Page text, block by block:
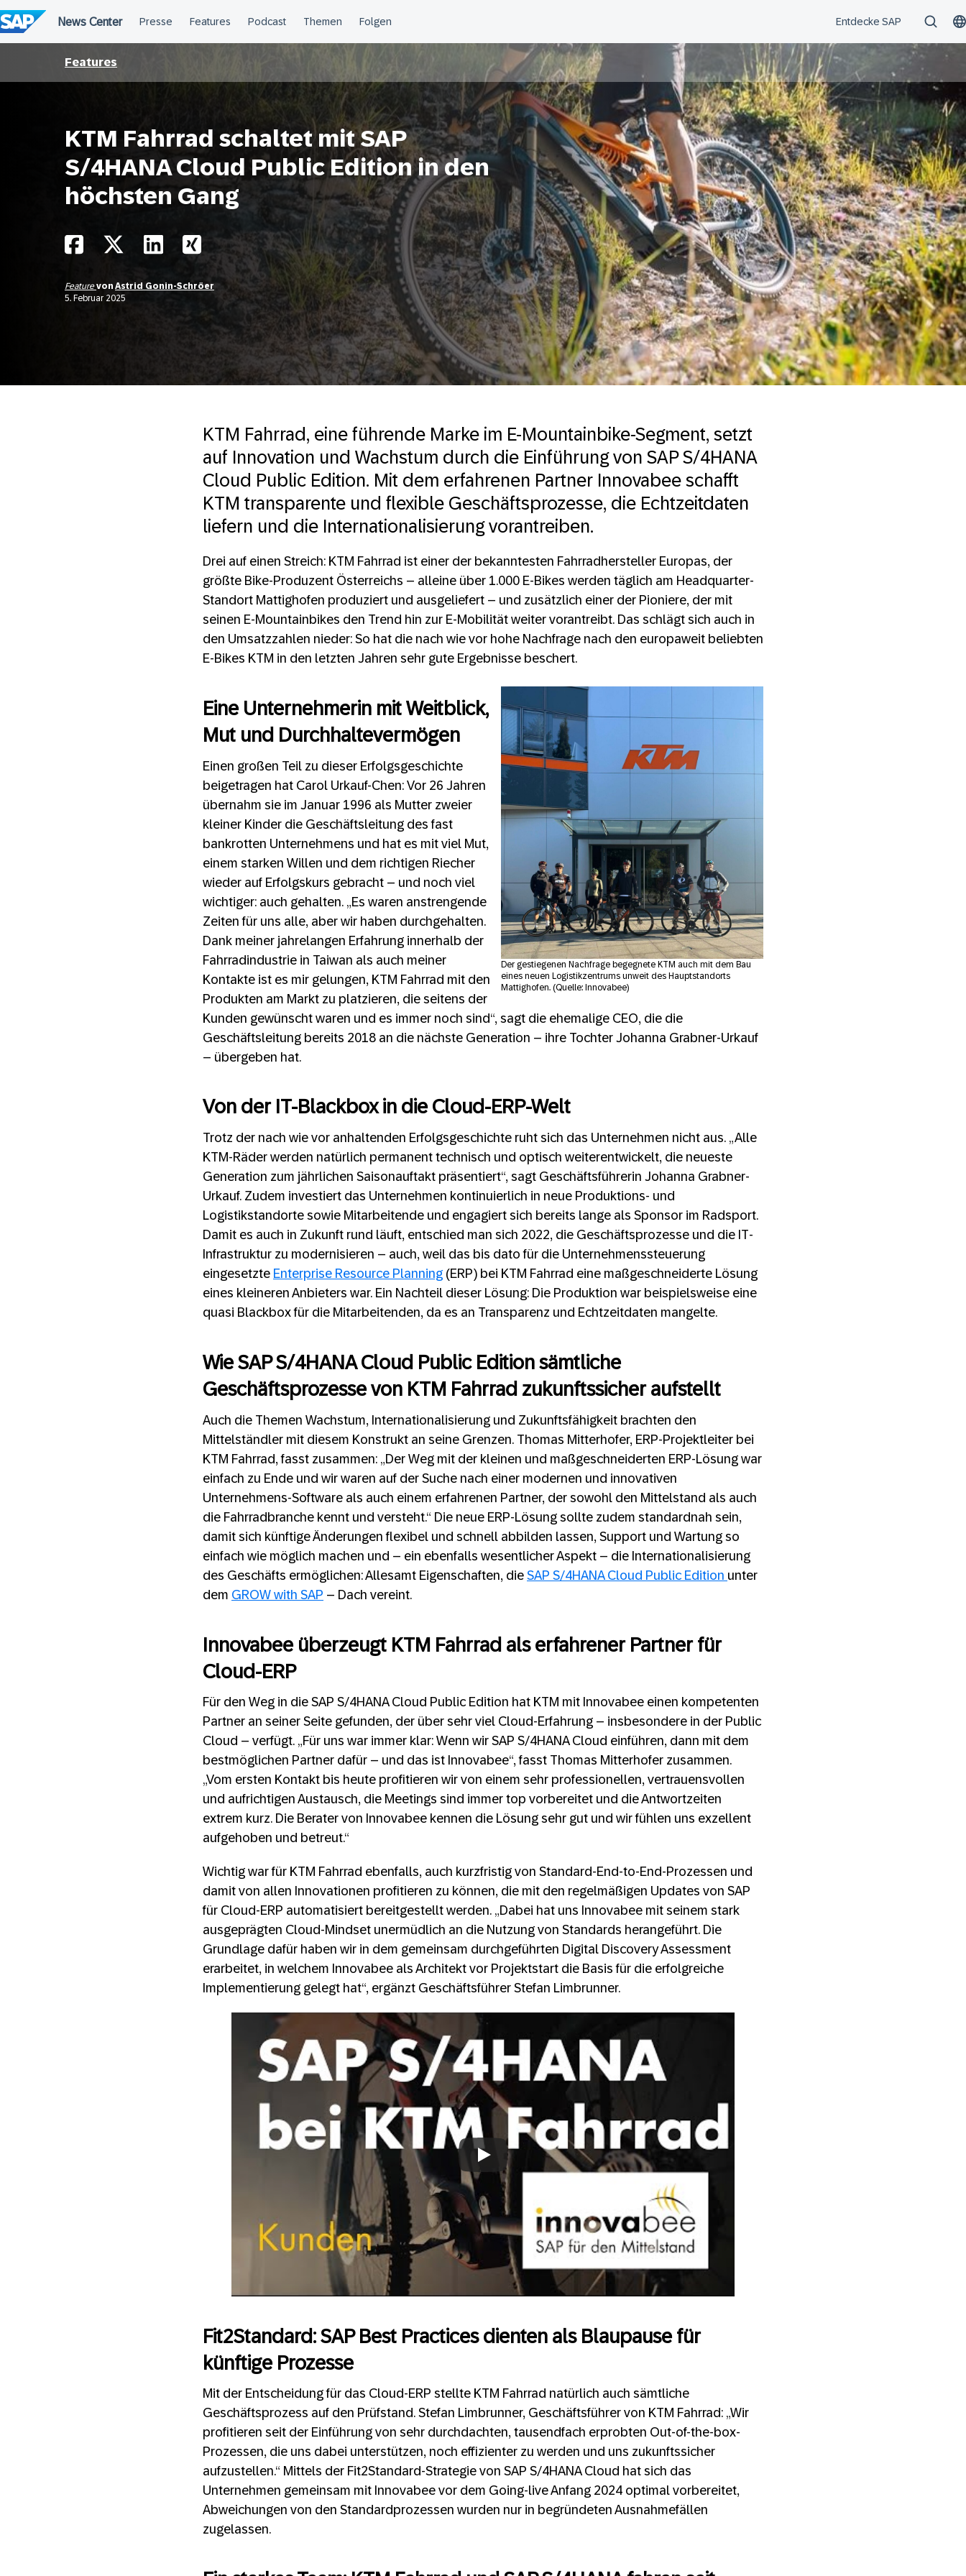
Features
KTM Fahrrad schaltet mit SAP
S/4HANA Cloud Public Edition in den
höchsten Gang
Featurevon Astrid Gonin-Schröer
5. Februar 2025
KTM Fahrrad, eine führende Marke im E-Mountainbike-Segment, setzt
auf Innovation und Wachstum durch die Einführung von SAP S/4HANA
Cloud Public Edition. Mit dem erfahrenen Partner Innovabee schafft
KTM transparente und flexible Geschäftsprozesse, die Echtzeitdaten
liefern und die Internationalisierung vorantreiben.
Drei auf einen Streich: KTM Fahrrad ist einer der bekanntesten Fahrradhersteller Europas, der
größte Bike-Produzent Österreichs – alleine über 1.000 E-Bikes werden täglich am Headquarter-
Standort Mattighofen produziert und ausgeliefert – und zusätzlich einer der Pioniere, der mit
seinen E-Mountainbikes den Trend hin zur E-Mobilität weiter vorantreibt. Das schlägt sich auch in
den Umsatzzahlen nieder: So hat die nach wie vor hohe Nachfrage nach den europaweit beliebten
E-Bikes KTM in den letzten Jahren sehr gute Ergebnisse beschert.
Der gestiegenen Nachfrage begegnete KTM auch mit dem Bau
eines neuen Logistikzentrums unweit des Hauptstandorts
Mattighofen. (Quelle: Innovabee)
Eine Unternehmerin mit Weitblick,
Mut und Durchhaltevermögen
Einen großen Teil zu dieser Erfolgsgeschichte
beigetragen hat Carol Urkauf-Chen: Vor 26 Jahren
übernahm sie im Januar 1996 als Mutter zweier
kleiner Kinder die Geschäftsleitung des fast
bankrotten Unternehmens und hat es mit viel Mut,
einem starken Willen und dem richtigen Riecher
wieder auf Erfolgskurs gebracht – und noch viel
wichtiger: auch gehalten. „Es waren anstrengende
Zeiten für uns alle, aber wir haben durchgehalten.
Dank meiner jahrelangen Erfahrung innerhalb der
Fahrradindustrie in Taiwan als auch meiner
Kontakte ist es mir gelungen, KTM Fahrrad mit den
Produkten am Markt zu platzieren, die seitens der
Kunden gewünscht waren und es immer noch sind“, sagt die ehemalige CEO, die die
Geschäftsleitung bereits 2018 an die nächste Generation – ihre Tochter Johanna Grabner-Urkauf
– übergeben hat.
Von der IT-Blackbox in die Cloud-ERP-Welt
Trotz der nach wie vor anhaltenden Erfolgsgeschichte ruht sich das Unternehmen nicht aus. „Alle
KTM-Räder werden natürlich permanent technisch und optisch weiterentwickelt, die neueste
Generation zum jährlichen Saisonauftakt präsentiert“, sagt Geschäftsführerin Johanna Grabner-
Urkauf. Zudem investiert das Unternehmen kontinuierlich in neue Produktions- und
Logistikstandorte sowie Mitarbeitende und engagiert sich bereits lange als Sponsor im Radsport.
Damit es auch in Zukunft rund läuft, entschied man sich 2022, die Geschäftsprozesse und die IT-
Infrastruktur zu modernisieren – auch, weil das bis dato für die Unternehmenssteuerung
eingesetzte Enterprise Resource Planning (ERP) bei KTM Fahrrad eine maßgeschneiderte Lösung
eines kleineren Anbieters war. Ein Nachteil dieser Lösung: Die Produktion war beispielsweise eine
quasi Blackbox für die Mitarbeitenden, da es an Transparenz und Echtzeitdaten mangelte.
Wie SAP S/4HANA Cloud Public Edition sämtliche
Geschäftsprozesse von KTM Fahrrad zukunftssicher aufstellt
Auch die Themen Wachstum, Internationalisierung und Zukunftsfähigkeit brachten den
Mittelständler mit diesem Konstrukt an seine Grenzen. Thomas Mitterhofer, ERP-Projektleiter bei
KTM Fahrrad, fasst zusammen: „Der Weg mit der kleinen und maßgeschneiderten ERP-Lösung war
einfach zu Ende und wir waren auf der Suche nach einer modernen und innovativen
Unternehmens-Software als auch einem erfahrenen Partner, der sowohl den Mittelstand als auch
die Fahrradbranche kennt und versteht.“ Die neue ERP-Lösung sollte zudem standardnah sein,
damit sich künftige Änderungen flexibel und schnell abbilden lassen, Support und Wartung so
einfach wie möglich machen und – ein ebenfalls wesentlicher Aspekt – die Internationalisierung
des Geschäfts ermöglichen: Allesamt Eigenschaften, die SAP S/4HANA Cloud Public Edition unter
dem GROW with SAP – Dach vereint.
Innovabee überzeugt KTM Fahrrad als erfahrener Partner für
Cloud-ERP
Für den Weg in die SAP S/4HANA Cloud Public Edition hat KTM mit Innovabee einen kompetenten
Partner an seiner Seite gefunden, der über sehr viel Cloud-Erfahrung – insbesondere in der Public
Cloud – verfügt. „Für uns war immer klar: Wenn wir SAP S/4HANA Cloud einführen, dann mit dem
bestmöglichen Partner dafür – und das ist Innovabee“, fasst Thomas Mitterhofer zusammen.
„Vom ersten Kontakt bis heute profitieren wir von einem sehr professionellen, vertrauensvollen
und aufrichtigen Austausch, die Meetings sind immer top vorbereitet und die Antwortzeiten
extrem kurz. Die Berater von Innovabee kennen die Lösung sehr gut und wir fühlen uns exzellent
aufgehoben und betreut.“
Wichtig war für KTM Fahrrad ebenfalls, auch kurzfristig von Standard-End-to-End-Prozessen und
damit von allen Innovationen profitieren zu können, die mit den regelmäßigen Updates von SAP
für Cloud-ERP automatisiert bereitgestellt werden. „Dabei hat uns Innovabee mit seinem stark
ausgeprägten Cloud-Mindset unermüdlich an die Nutzung von Standards herangeführt. Die
Grundlage dafür haben wir in dem gemeinsam durchgeführten Digital Discovery Assessment
erarbeitet, in welchem Innovabee als Architekt vor Projektstart die Basis für die erfolgreiche
Implementierung gelegt hat“, ergänzt Geschäftsführer Stefan Limbrunner.
KTM Fahrrad schaltet mit SAP S/4HANA Cloud Public
Edition in den höchsten Gang
Always allow YouTube
Fit2Standard: SAP Best Practices dienten als Blaupause für
künftige Prozesse
Mit der Entscheidung für das Cloud-ERP stellte KTM Fahrrad natürlich auch sämtliche
Geschäftsprozess auf den Prüfstand. Stefan Limbrunner, Geschäftsführer von KTM Fahrrad: „Wir
profitieren seit der Einführung von sehr durchdachten, tausendfach erprobten Out-of-the-box-
Prozessen, die uns dabei unterstützen, noch effizienter zu werden und uns zukunftssicher
aufzustellen.“ Mittels der Fit2Standard-Strategie von SAP S/4HANA Cloud hat sich das
Unternehmen gemeinsam mit Innovabee vor dem Going-live Anfang 2024 optimal vorbereitet,
Abweichungen von den Standardprozessen wurden nur in begründeten Ausnahmefällen
zugelassen.